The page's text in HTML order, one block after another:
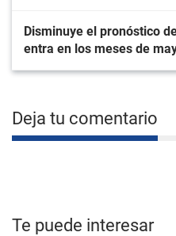
Disminuye el pronóstico
entra en los meses de
Deja tu comentario
Te puede interesar